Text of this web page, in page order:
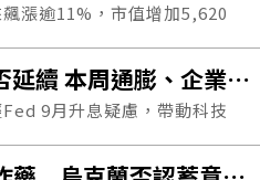
漲逾11%，市值增加5,620
值增額，反映兩大利多因素助
讚，以及超大規模雲端運算
出持續旺盛。
標普500創高 反攻能否延續 本周通膨、企業財報聚焦
9月升息疑慮，帶動科技
再創新高。本周通膨數據和